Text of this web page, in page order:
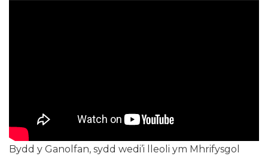
Bydd y Ganolfan, sydd wedi’i lleoli ym Mhrifysgol